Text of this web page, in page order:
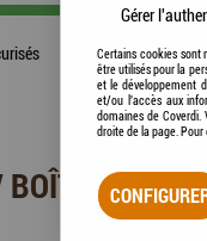
Gérer
Certains cookies sont
être utilisés pour la
et le développement
et/ou l'accès aux
domaines de
droite de la page. Pour